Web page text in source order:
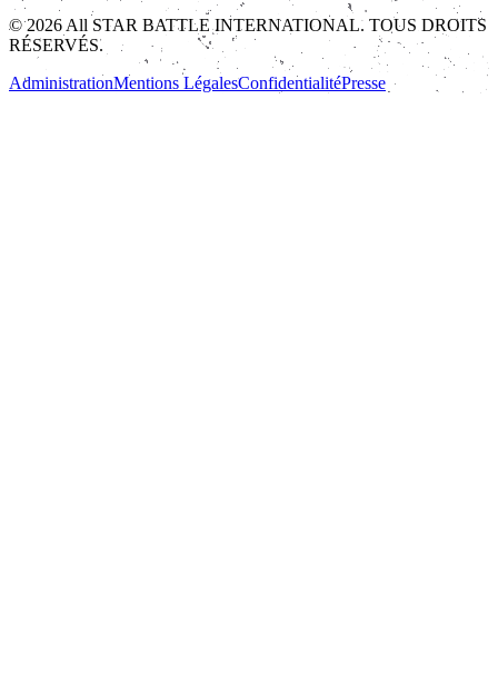
© 2026 All STAR BATTLE INTERNATIONAL. TOUS DROITS
RÉSERVÉS.
AdministrationMentions LégalesConfidentialitéPresse